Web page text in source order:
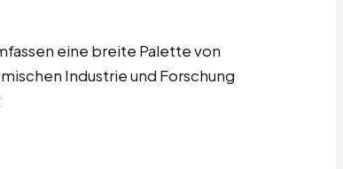
eine breite Palette von
Industrie und Forschung